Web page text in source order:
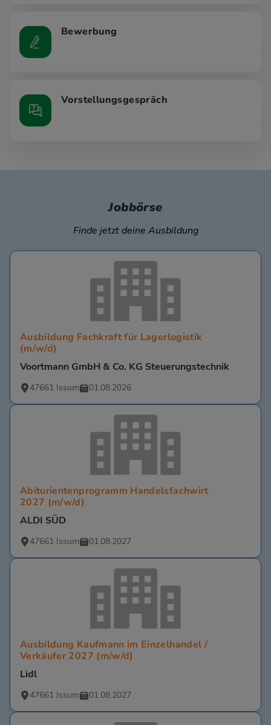
Bewerbung
Vorstellungsgespräch
Jobbörse
Finde jetzt deine Ausbildung
Ausbildung Fachkraft für Lagerlogistik
(m/w/d)
Voortmann GmbH & Co. KG Steuerungstechnik
47661 Issum 01.08.2026
Abiturientenprogramm Handelsfachwirt
2027 (m/w/d)
ALDI SÜD
47661 Issum 01.08.2027
Ausbildung Kaufmann im Einzelhandel /
Verkäufer 2027 (m/w/d)
Lidl
47661 Issum 01.08.2027